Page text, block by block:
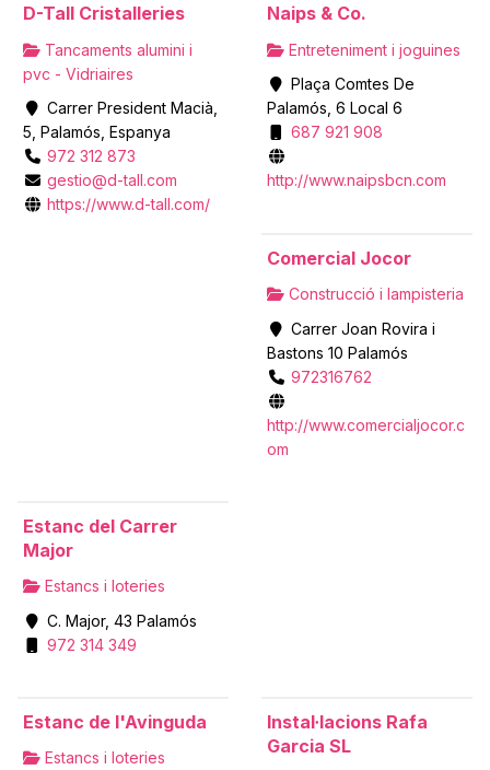
D-Tall Cristalleries
Tancaments alumini i
pvc - Vidriaires
Carrer President Macià,
5, Palamós, Espanya
972 312 873
gestio@d-tall.com
https://www.d-tall.com/
Naips & Co.
Entreteniment i joguines
Plaça Comtes De
Palamós, 6 Local 6
687 921 908
http://www.naipsbcn.com
Comercial Jocor
Construcció i lampisteria
Carrer Joan Rovira i
Bastons 10 Palamós
972316762
http://www.comercialjocor.c
om
Estanc del Carrer
Major
Estancs i loteries
C. Major, 43 Palamós
972 314 349
Estanc de l'Avinguda
Estancs i loteries
Instal·lacions Rafa
Garcia SL